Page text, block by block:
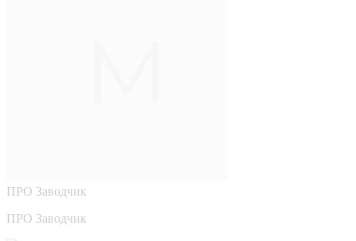
ПРО Заводчик
ПРО Заводчик